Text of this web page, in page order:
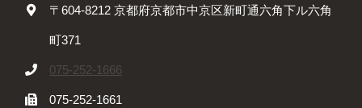
〒604-8212 京都府京都市中京区新町通六角下ル六角
町371
075-252-1666
075-252-1661